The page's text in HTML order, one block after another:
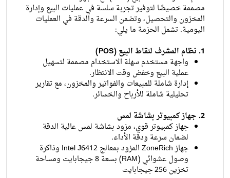
مصممة خصيصًا لتوفير تجربة سلسة في عمليات البيع وإدارة
المخزون والتحصيل، وتضمن السرعة والدقة في العمليات
اليومية. تشمل الحزمة ما يلي:
1. نظام المشرف لنقاط البيع (POS)
واجهة مستخدم سهلة الاستخدام مصممة لتسهيل
عملية البيع وخفض وقت الانتظار.
إدارة شاملة للمبيعات والفواتير والمخزون، مع تقارير
تحليلية شاملة للأرباح والخسائر.
2. جهاز كمبيوتر بشاشة لمس
جهاز كمبيوتر قوي، مزود بشاشة لمس عالية الدقة
لضمان سرعة ودقة الأداء.
جهاز ZoneRich المزود بمعالج Intel J6412 وذاكرة
وصول عشوائي (RAM) بسعة 8 جيجابايت ومساحة
تخزين 256 جيجابايت